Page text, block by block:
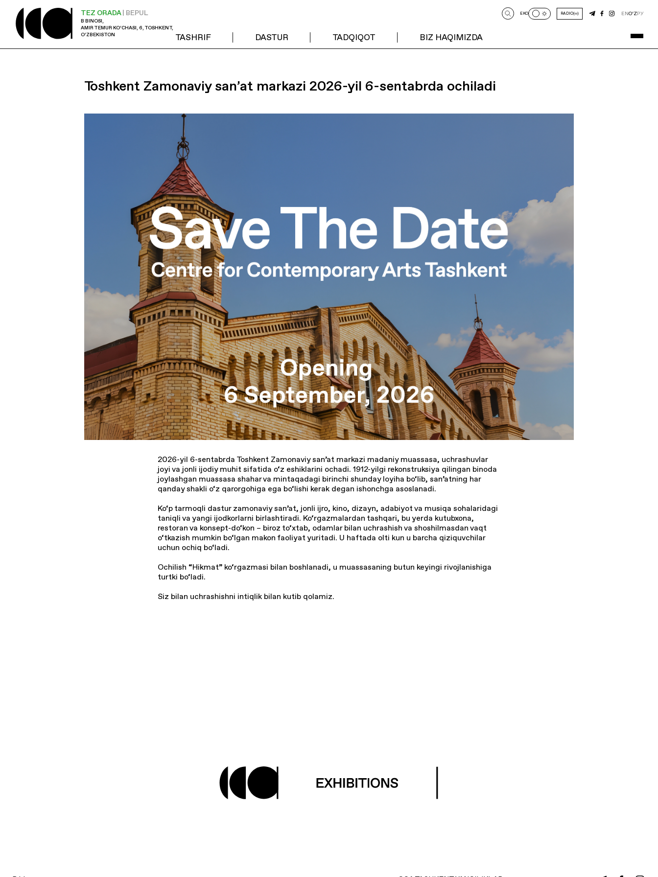
TEZ ORADA| BEPUL
B BINOSI,
AMIR TEMUR KO‘CHASI, 6, TOSHKENT,
O‘ZBEKISTON
TASHRIF DASTUR TADQIQOT BIZ HAQIMIZDA
EKO RADIO ENO‘ZРУ
Toshkent Zamonaviy san’at markazi 2026-yil 6-sentabrda ochiladi
2026-yil 6-sentabrda Toshkent Zamonaviy san’at markazi madaniy muassasa, uchrashuvlar
joyi va jonli ijodiy muhit sifatida o‘z eshiklarini ochadi. 1912-yilgi rekonstruksiya qilingan binoda
joylashgan muassasa shahar va mintaqadagi birinchi shunday loyiha bo‘lib, san’atning har
qanday shakli o‘z qarorgohiga ega bo‘lishi kerak degan ishonchga asoslanadi.
Ko‘p tarmoqli dastur zamonaviy san’at, jonli ijro, kino, dizayn, adabiyot va musiqa sohalaridagi
taniqli va yangi ijodkorlarni birlashtiradi. Ko‘rgazmalardan tashqari, bu yerda kutubxona,
restoran va konsept-do‘kon – biroz to‘xtab, odamlar bilan uchrashish va shoshilmasdan vaqt
o‘tkazish mumkin bo‘lgan makon faoliyat yuritadi. U haftada olti kun u barcha qiziquvchilar
uchun ochiq bo‘ladi.
Ochilish “Hikmat” ko‘rgazmasi bilan boshlanadi, u muassasaning butun keyingi rivojlanishiga
turtki bo‘ladi.
Siz bilan uchrashishni intiqlik bilan kutib qolamiz.